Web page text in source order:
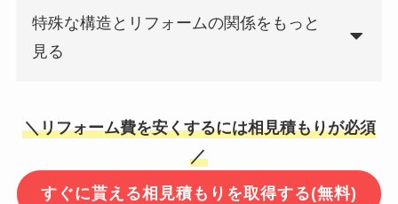
特殊な構造とリフォームの関係をもっと
見る
＼リフォーム費を安くするには相見積もりが必須
／
すぐに貰える相見積もりを取得する(無料)